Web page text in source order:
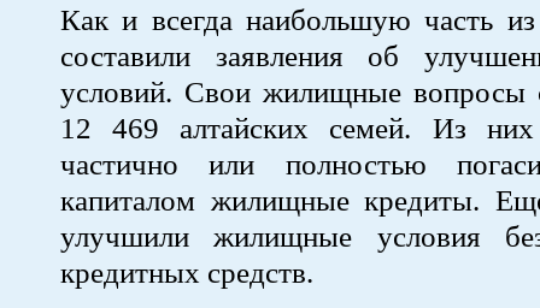
Как и всегда наибольшую часть
составили заявления об
условий. Свои жилищные вопросы
12 469 алтайских семей. Из
частично или полностью
капиталом жилищные кредиты.
улучшили жилищные условия
кредитных средств.